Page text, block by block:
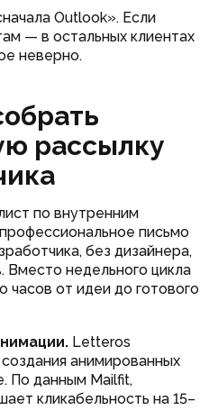
Outlook». Если
— в остальных клиентах
неверно.
рассылку
по внутренним
письмо
без дизайнера,
Вместо недельного цикла
часов от идеи до готового
Letteros
анимированных
По данным Mailfit,
кликабельность на 15–